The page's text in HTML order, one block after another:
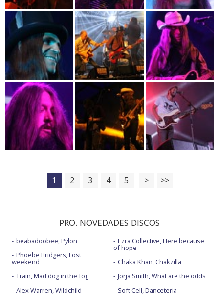
1 2 3 4 5 > >>
PRO. NOVEDADES DISCOS
beabadoobee, Pylon
Phoebe Bridgers, Lost
weekend
Train, Mad dog in the fog
Alex Warren, Wildchild
Ezra Collective, Here because
of hope
Chaka Khan, Chakzilla
Jorja Smith, What are the odds
Soft Cell, Danceteria